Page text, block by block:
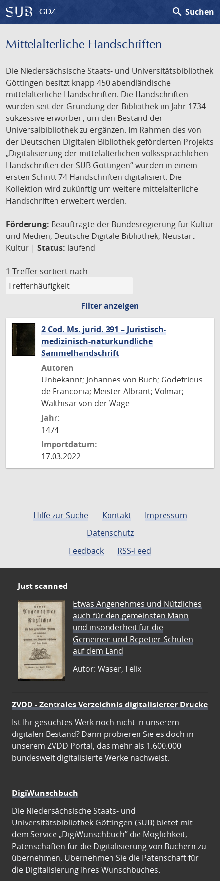
GDZ search Suchen
Mittelalterliche Handschriften
Die Niedersächsische Staats- und Universitätsbibliothek
Göttingen besitzt knapp 450 abendländische
mittelalterliche Handschriften. Die Handschriften
wurden seit der Gründung der Bibliothek im Jahr 1734
sukzessive erworben, um den Bestand der
Universalbibliothek zu ergänzen. Im Rahmen des von
der Deutschen Digitalen Bibliothek geförderten Projekts
„Digitalisierung der mittelalterlichen volkssprachlichen
Handschriften der SUB Göttingen“ wurden in einem
ersten Schritt 74 Handschriften digitalisiert. Die
Kollektion wird zukünftig um weitere mittelalterliche
Handschriften erweitert werden.
Förderung: Beauftragte der Bundesregierung für Kultur
und Medien, Deutsche Digitale Bibliothek, Neustart
Kultur | Status: laufend
1 Treffer sortiert nach
Filter anzeigen
2 Cod. Ms. jurid. 391 – Juristisch-
medizinisch-naturkundliche
Sammelhandschrift
Autoren
Unbekannt; Johannes von Buch; Godefridus
de Franconia; Meister Albrant; Volmar;
Walthisar von der Wage
Jahr:
1474
Importdatum:
17.03.2022
Hilfe zur Suche Kontakt
Impressum
Datenschutz
Feedback
RSS-Feed
Just scanned
Etwas Angenehmes und Nützliches
auch für den gemeinsten Mann
und insonderheit für die
Gemeinen und Repetier-Schulen
auf dem Land
Autor: Waser, Felix
ZVDD - Zentrales Verzeichnis digitalisierter Drucke
Ist Ihr gesuchtes Werk noch nicht in unserem
digitalen Bestand? Dann probieren Sie es doch in
unserem ZVDD Portal, das mehr als 1.600.000
bundesweit digitalisierte Werke nachweist.
DigiWunschbuch
Die Niedersächsische Staats- und
Universitätsbibliothek Göttingen (SUB) bietet mit
dem Service „DigiWunschbuch” die Möglichkeit,
Patenschaften für die Digitalisierung von Büchern zu
übernehmen. Übernehmen Sie die Patenschaft für
die Digitalisierung Ihres Wunschbuches.